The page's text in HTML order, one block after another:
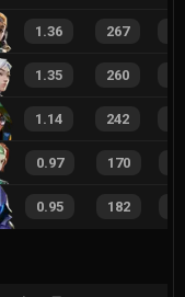
1.36 267
1.35 260
1.14 242
0.97 170
0.95 182